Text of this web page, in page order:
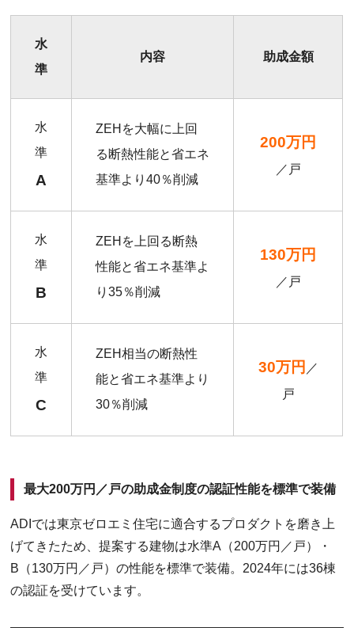
水
準
内容 助成金額
水
準
A
ZEHを大幅に上回
る断熱性能と省エネ
基準より40％削減
200万円
／戸
水
準
B
ZEHを上回る断熱
性能と省エネ基準よ
り35％削減
130万円
／戸
水
準
C
ZEH相当の断熱性
能と省エネ基準より
30％削減
30万円 ／
戸
最大200万円／戸の助成金制度の認証性能を標準で装備
ADIでは東京ゼロエミ住宅に適合するプロダクトを磨き上
げてきたため、提案する建物は水準A（200万円／戸）・
B（130万円／戸）の性能を標準で装備。2024年には36棟
の認証を受けています。